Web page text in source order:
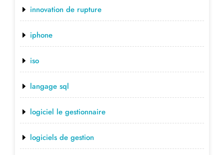
innovation de rupture
iphone
iso
langage sql
logiciel le gestionnaire
logiciels de gestion